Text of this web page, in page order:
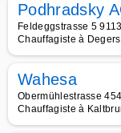
Podhradsky
Feldeggstrasse 5
Chauffagiste à
Wahesa
Obermühlestrasse
Chauffagiste à